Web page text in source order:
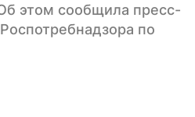
этом сообщила пресс-
по